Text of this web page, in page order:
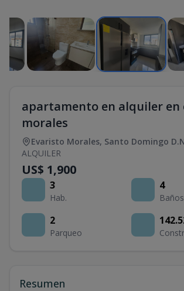
apartamento en alquiler en
morales
Evaristo Morales, Santo Domingo
ALQUILER
US$ 1,900
3
Hab.
4
Baños
2
Parqueo
Resumen